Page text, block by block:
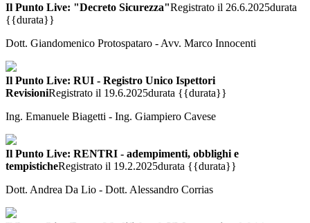
Il Punto Live: "Decreto Sicurezza"Registrato il 26.6.2025durata
{{durata}}
Dott. Giandomenico Protospataro - Avv. Marco Innocenti
Il Punto Live: RUI - Registro Unico Ispettori
RevisioniRegistrato il 19.6.2025durata {{durata}}
Ing. Emanuele Biagetti - Ing. Giampiero Cavese
Il Punto Live: RENTRI - adempimenti, obblighi e
tempisticheRegistrato il 19.2.2025durata {{durata}}
Dott. Andrea Da Lio - Dott. Alessandro Corrias